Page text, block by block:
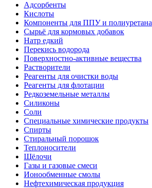
Адсорбенты
Кислоты
Компоненты для ППУ и полиуретана
Сырьё для кормовых добавок
Натр едкий
Перекись водорода
Поверхностно-активные вещества
Растворители
Реагенты для очистки воды
Реагенты для флотации
Редкоземельные металлы
Силиконы
Соли
Специальные химические продукты
Спирты
Стиральный порошок
Теплоносители
Щёлочи
Газы и газовые смеси
Ионообменные смолы
Нефтехимическая продукция